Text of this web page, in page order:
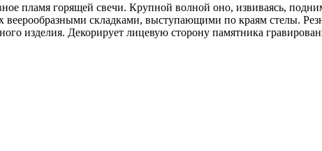
пламя горящей свечи. Крупной волной оно, извиваясь,
складками, выступающими по краям стелы.
изделия. Декорирует лицевую сторону памятника